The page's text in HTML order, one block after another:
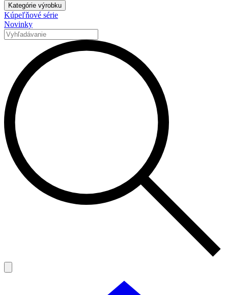
Kategórie výrobku
Kúpeľňové série
Novinky